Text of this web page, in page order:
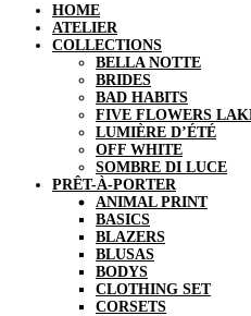
HOME
ATELIER
COLLECTIONS
BELLA NOTTE
BRIDES
BAD HABITS
FIVE FLOWERS
LUMIÈRE D’ÉTÉ
OFF WHITE
SOMBRE DI LUCE
PRÊT-À-PORTER
ANIMAL PRINT
BASICS
BLAZERS
BLUSAS
BODYS
CLOTHING SET
CORSETS